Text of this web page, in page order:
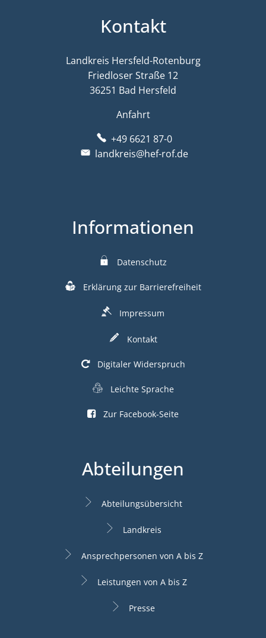
Kontakt
Landkreis Hersfeld-Rotenburg
Friedloser Straße 12
36251 Bad Hersfeld
Anfahrt
+49 6621 87-0
landkreis@hef-rof.de
Informationen
Datenschutz
Erklärung zur Barrierefreiheit
Impressum
Kontakt
Digitaler Widerspruch
Leichte Sprache
Zur Facebook-Seite
Abteilungen
Abteilungsübersicht
Landkreis
Ansprechpersonen von A bis Z
Leistungen von A bis Z
Presse